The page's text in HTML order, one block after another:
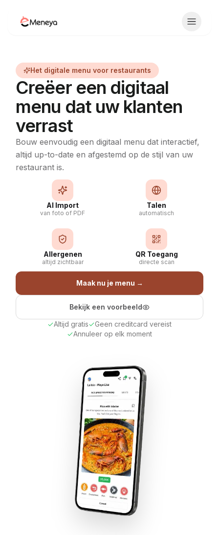
Toggle
Het digitale menu voor restaurants
Creëer een digitaal
menu dat uw klanten
verrast
Bouw eenvoudig een digitaal menu dat interactief,
altijd up-to-date en afgestemd op de stijl van uw
restaurant is.
AI Import
van foto of PDF
Talen
automatisch
Allergenen
altijd zichtbaar
QR Toegang
directe scan
Maak nu je menu →
Bekijk een voorbeeld
Altijd gratis
Geen creditcard vereist
Annuleer op elk moment